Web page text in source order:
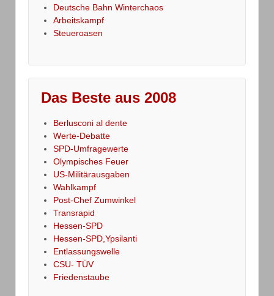
Deutsche Bahn Winterchaos
Arbeitskampf
Steueroasen
Das Beste aus 2008
Berlusconi al dente
Werte-Debatte
SPD-Umfragewerte
Olympisches Feuer
US-Militärausgaben
Wahlkampf
Post-Chef Zumwinkel
Transrapid
Hessen-SPD
Hessen-SPD,Ypsilanti
Entlassungswelle
CSU- TÜV
Friedenstaube